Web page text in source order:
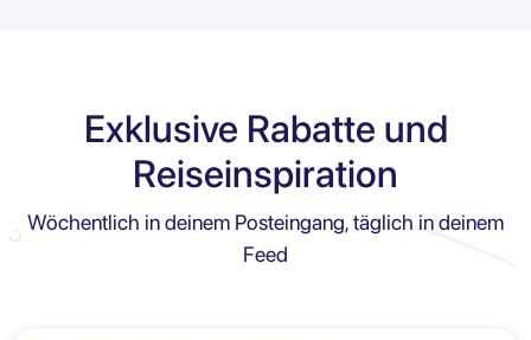
Exklusive Rabatte und
Reiseinspiration
Wöchentlich in deinem Posteingang, täglich in deinem
Feed